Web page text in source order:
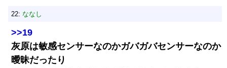
22: ななし
>>19
灰原は敏感センサーなのかガバガバセンサーなのか
曖昧だったり